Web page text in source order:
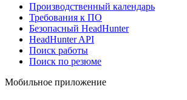
Производственный календарь
Требования к ПО
Безопасный HeadHunter
HeadHunter API
Поиск работы
Поиск по резюме
Мобильное приложение